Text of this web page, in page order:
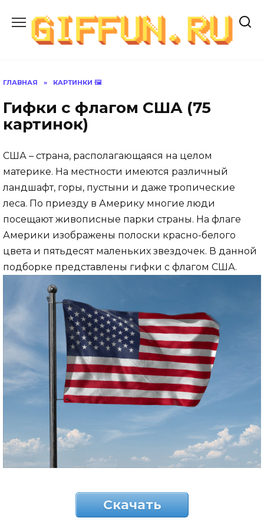
содержанию
ГЛАВНАЯ » КАРТИНКИ 🖼
Гифки с флагом США (75
картинок)
США – страна, располагающаяся на целом
материке. На местности имеются различный
ландшафт, горы, пустыни и даже тропические
леса. По приезду в Америку многие люди
посещают живописные парки страны. На флаге
Америки изображены полоски красно-белого
цвета и пятьдесят маленьких звездочек. В данной
подборке представлены гифки с флагом США.
Скачать